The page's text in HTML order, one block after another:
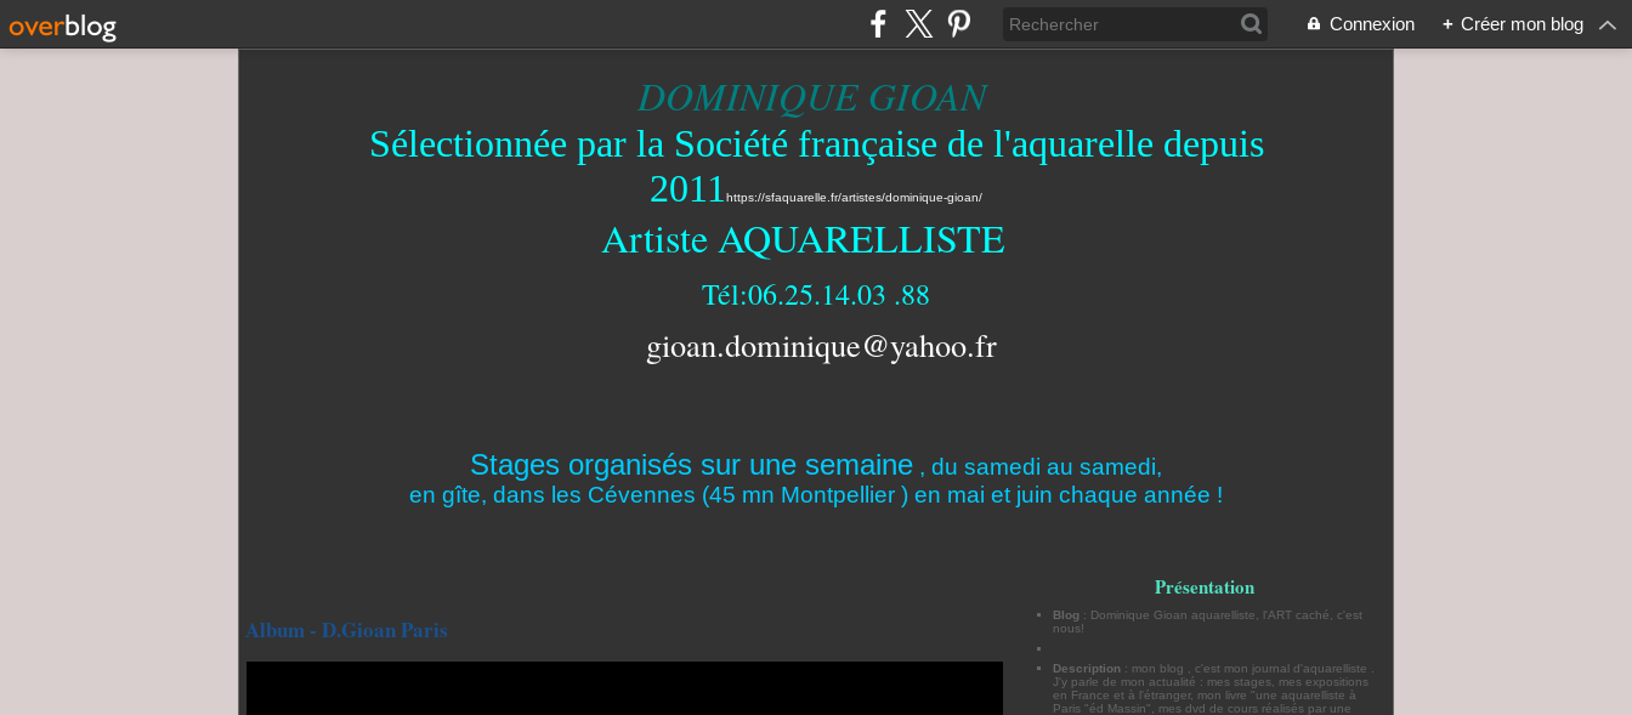
Connexion + Créer mon blog
DOMINIQUE GIOAN
Sélectionnée par la Société française de l'aquarelle depuis
2011 https://sfaquarelle.fr/artistes/dominique-gioan/
Artiste AQUARELLISTE
Tél:06.25.14.03 .88
gioan.dominique@yahoo.fr
Stages organisés sur une semaine , du samedi au samedi,
en gîte, dans les Cévennes (45 mn Montpellier ) en mai et juin chaque année !
Album - D.Gioan Paris
Présentation
Blog : Dominique Gioan aquarelliste, l'ART caché, c'est
nous!
Description : mon blog , c'est mon journal d'aquarelliste .
J'y parle de mon actualité : mes stages, mes expositions
en France et à l'étranger, mon livre "une aquarelliste à
Paris "éd Massin", mes dvd de cours réalisés par une